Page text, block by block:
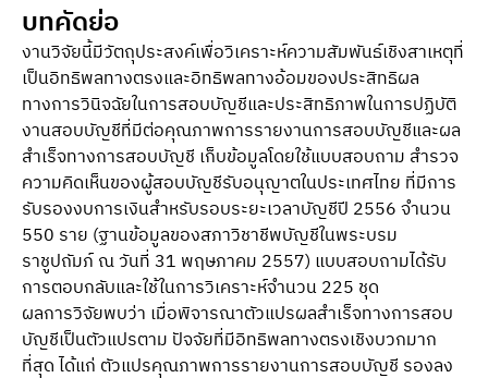
บทคัดย่อ
งานวิจัยนี้มีวัตถุประสงค์เพื่อวิเคราะห์ความสัมพันธ์เชิงสาเหตุที่
เป็นอิทธิพลทางตรงและอิทธิพลทางอ้อมของประสิทธิผล
ทางการวินิจฉัยในการสอบบัญชีและประสิทธิภาพในการปฏิบัติ
งานสอบบัญชีที่มีต่อคุณภาพการรายงานการสอบบัญชีและผล
สำเร็จทางการสอบบัญชี เก็บข้อมูลโดยใช้แบบสอบถาม สำรวจ
ความคิดเห็นของผู้สอบบัญชีรับอนุญาตในประเทศไทย ที่มีการ
รับรองงบการเงินสำหรับรอบระยะเวลาบัญชีปี 2556 จำนวน
550 ราย (ฐานข้อมูลของสภาวิชาชีพบัญชีในพระบรม
ราชูปถัมภ์ ณ วันที่ 31 พฤษภาคม 2557) แบบสอบถามได้รับ
การตอบกลับและใช้ในการวิเคราะห์จำนวน 225 ชุด
ผลการวิจัยพบว่า เมื่อพิจารณาตัวแปรผลสำเร็จทางการสอบ
บัญชีเป็นตัวแปรตาม ปัจจัยที่มีอิทธิพลทางตรงเชิงบวกมาก
ที่สุด ได้แก่ ตัวแปรคุณภาพการรายงานการสอบบัญชี รองลง